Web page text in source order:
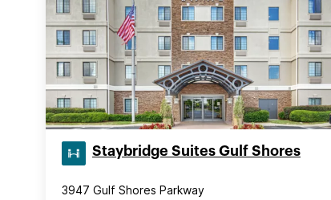
Staybridge Suites Gulf Shores
3947 Gulf Shores Parkway